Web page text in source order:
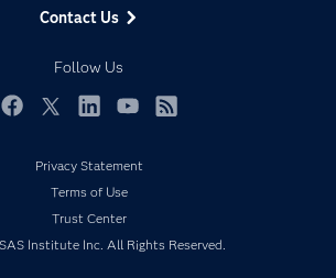
Contact Us
Follow Us
Developers
Events
My SAS
Newsroom
Products
Privacy Statement
Terms of Use
Trust Center
Institute Inc. All Rights Reserved.